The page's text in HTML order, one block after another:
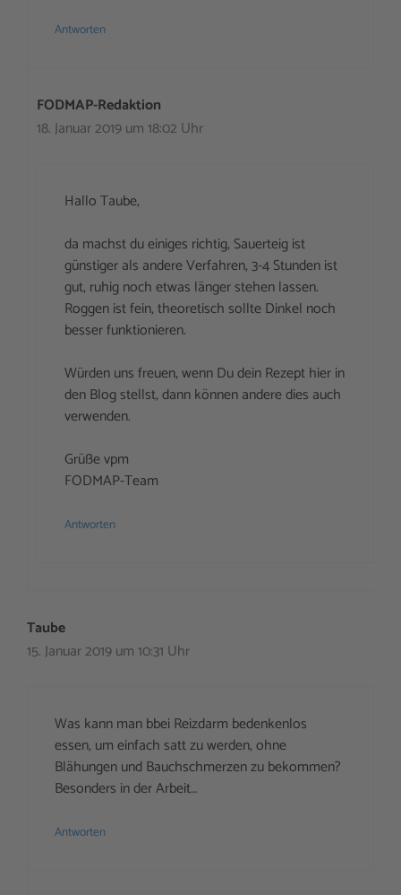
Antworten
FODMAP-Redaktion
18. Januar 2019 um 18:02 Uhr
Hallo Taube,
da machst du einiges richtig, Sauerteig ist
günstiger als andere Verfahren, 3-4 Stunden ist
gut, ruhig noch etwas länger stehen lassen.
Roggen ist fein, theoretisch sollte Dinkel noch
besser funktionieren.
Würden uns freuen, wenn Du dein Rezept hier in
den Blog stellst, dann können andere dies auch
verwenden.
Grüße vpm
FODMAP-Team
Antworten
Taube
15. Januar 2019 um 10:31 Uhr
Was kann man bbei Reizdarm bedenkenlos
essen, um einfach satt zu werden, ohne
Blähungen und Bauchschmerzen zu bekommen?
Besonders in der Arbeit…
Antworten